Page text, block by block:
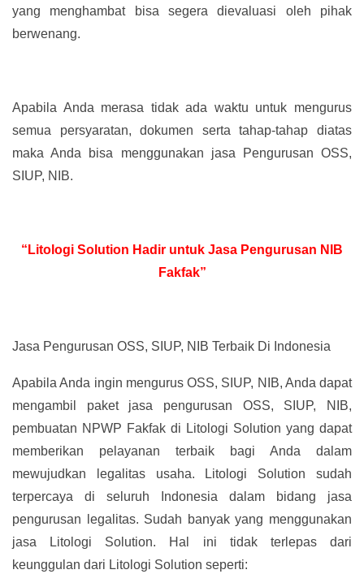
yang menghambat bisa segera dievaluasi oleh pihak
berwenang.
Apabila Anda merasa tidak ada waktu untuk mengurus
semua persyaratan, dokumen serta tahap-tahap diatas
maka Anda bisa menggunakan jasa Pengurusan OSS,
SIUP, NIB.
“Litologi Solution Hadir untuk Jasa Pengurusan NIB
Fakfak”
Jasa Pengurusan OSS, SIUP, NIB Terbaik Di Indonesia
Apabila Anda ingin mengurus OSS, SIUP, NIB, Anda dapat
mengambil paket jasa pengurusan OSS, SIUP, NIB,
pembuatan NPWP Fakfak di Litologi Solution yang dapat
memberikan pelayanan terbaik bagi Anda dalam
mewujudkan legalitas usaha. Litologi Solution sudah
terpercaya di seluruh Indonesia dalam bidang jasa
pengurusan legalitas. Sudah banyak yang menggunakan
jasa Litologi Solution. Hal ini tidak terlepas dari
keunggulan dari Litologi Solution seperti: